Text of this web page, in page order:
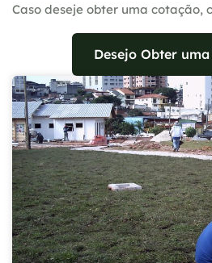
Caso deseje obter uma cotação,
Desejo Obter